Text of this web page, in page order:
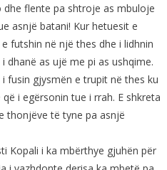
flente pa shtroje as mbuloje
asnjë batani! Kur hetuesit e
futshin në një thes dhe i lidhnin
dhanë as ujë me pi as ushqime.
fusin gjysmën e trupit në thes ku
i egërsonin tue i rrah. E shkreta
thonjëve të tyne pa asnjë
Kopali i ka mbërthye gjuhën për